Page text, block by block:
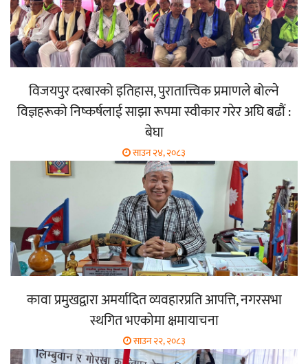
विजयपुर दरबारको इतिहास, पुरातात्त्विक प्रमाणले बोल्ने
विज्ञहरूको निष्कर्षलाई साझा रूपमा स्वीकार गरेर अघि बढौं :
बेघा
साउन २४, २०८३
कावा प्रमुखद्वारा अमर्यादित व्यवहारप्रति आपत्ति, नगरसभा
स्थगित भएकोमा क्षमायाचना
साउन २२, २०८३